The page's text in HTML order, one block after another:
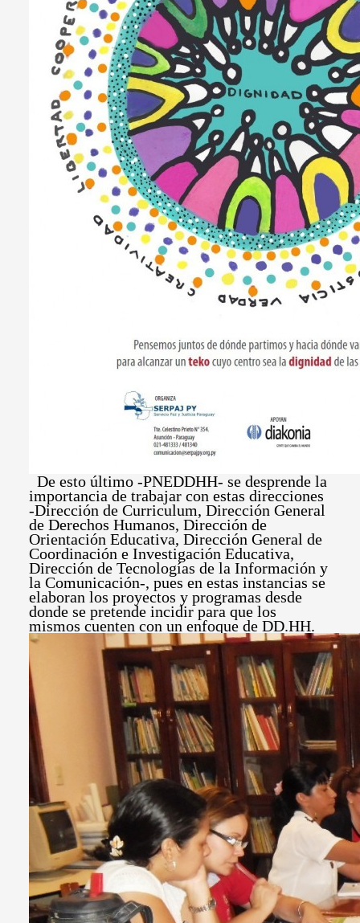
De esto último -PNEDDHH- se desprende la
importancia de trabajar con estas direcciones
-Dirección de Curriculum, Dirección General
de Derechos Humanos, Dirección de
Orientación Educativa, Dirección General de
Coordinación e Investigación Educativa,
Dirección de Tecnologías de la Información y
la Comunicación-, pues en estas instancias se
elaboran los proyectos y programas desde
donde se pretende incidir para que los
mismos cuenten con un enfoque de DD.HH.